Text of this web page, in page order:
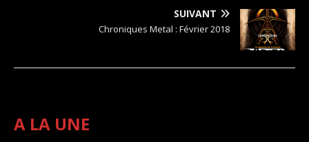
SUIVANT
Chroniques Metal : Février 2018
A LA UNE